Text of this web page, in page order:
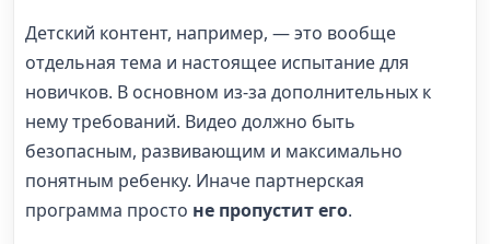
Детский контент, например, — это вообще
отдельная тема и настоящее испытание для
новичков. В основном из-за дополнительных к
нему требований. Видео должно быть
безопасным, развивающим и максимально
понятным ребенку. Иначе партнерская
программа просто не пропустит его.